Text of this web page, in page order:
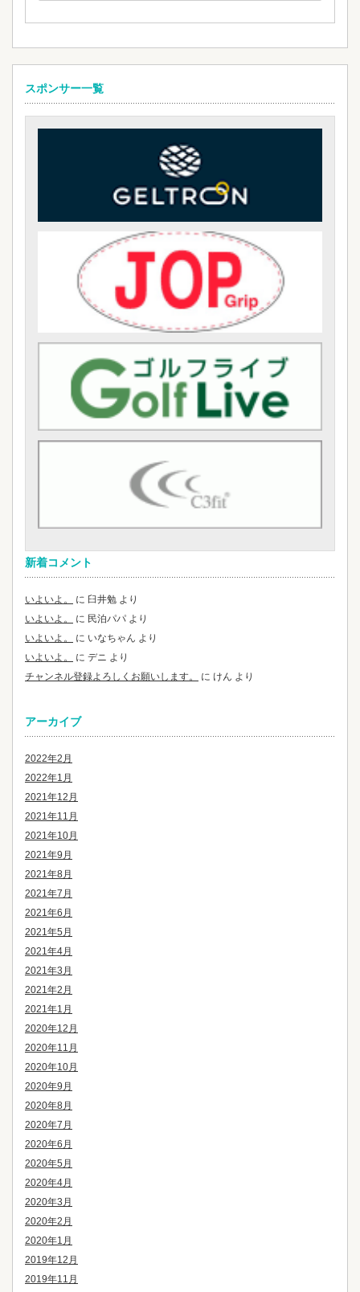
スポンサー一覧
新着コメント
いよいよ。 に 臼井勉 より
いよいよ。
に 民泊パパ より
いよいよ。
に いなちゃん より
いよいよ。
に デニ より
チャンネル登録よろしくお願いします。
に けん より
アーカイブ
2022年2月
2022年1月
2021年12月
2021年11月
2021年10月
2021年9月
2021年8月
2021年7月
2021年6月
2021年5月
2021年4月
2021年3月
2021年2月
2021年1月
2020年12月
2020年11月
2020年10月
2020年9月
2020年8月
2020年7月
2020年6月
2020年5月
2020年4月
2020年3月
2020年2月
2020年1月
2019年12月
2019年11月